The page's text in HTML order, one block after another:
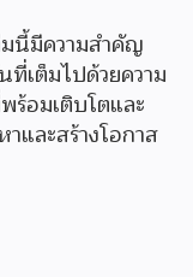
นี้มีความสำคัญ
เต็มไปด้วยความ
ร้อมเติบโตและ
และสร้างโอกาส